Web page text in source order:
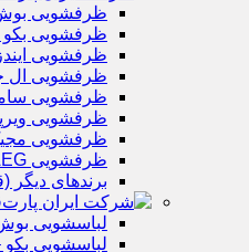
ظرفشویی
ظرفشویی بکو
ظرفشویی
ظرفشویی ال
ظرفشویی
ظرفشویی
ظرفشویی
ظرفشویی AEG
برندهای
لباسشویی
لباسشویی بکو